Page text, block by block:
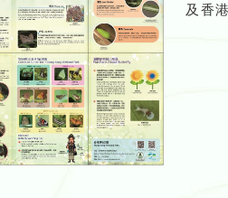
及香